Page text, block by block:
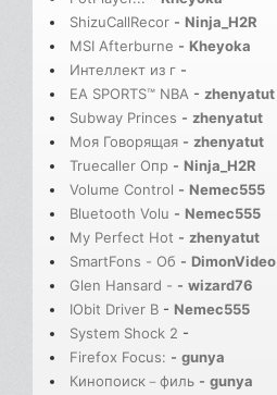
ShizuCallRecor - Ninja_H2R
MSI Afterburne - Kheyoka
Интеллект из г -
EA SPORTS™ NBA - zhenyatut
Subway Princes - zhenyatut
Моя Говорящая - zhenyatut
Truecaller Опр - Ninja_H2R
Volume Control - Nemec555
Bluetooth Volu - Nemec555
My Perfect Hot - zhenyatut
SmartFons - Об - DimonVideo
Glen Hansard - - wizard76
IObit Driver B - Nemec555
System Shock 2 -
Firefox Focus: - gunya
Кинопоиск－филь - gunya